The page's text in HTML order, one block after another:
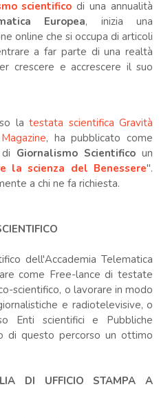
scientifico di una annualità
Europea, inizia una
online che si occupa di articoli
a far parte di una realtà
crescere e accrescere il suo
latestata scientifica Gravità
, ha pubblicato come
Giornalismo Scientificoun
la scienza del Benessere".
a chi ne fa richiesta.
dell'Accademia Telematica
come Free-lance di testate
scientifico, o lavorare in modo
e radiotelevisive, o
Enti scientifici e Pubbliche
di questo percorso un ottimo
DI UFFICIO STAMPA A